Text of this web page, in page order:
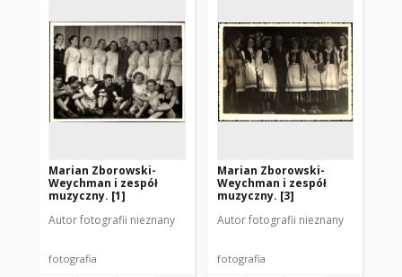
Marian Zborowski-
Weychman i zespół
muzyczny. [1]
Autor fotografii nieznany
fotografia
Marian Zborowski-
Weychman i zespół
muzyczny. [3]
Autor fotografii nieznany
fotografia